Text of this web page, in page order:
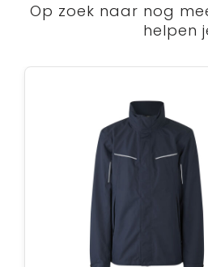
Op zoek naar nog
helpen